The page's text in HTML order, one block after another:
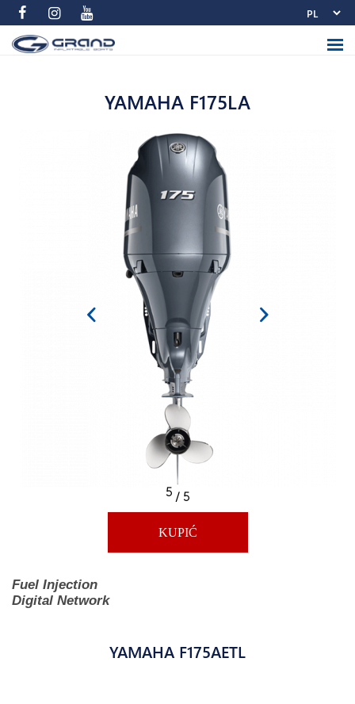
YAMAHA F175LA
5 / 5
KUPIĆ
Fuel Injection
Digital Network
YAMAHA F175AETL